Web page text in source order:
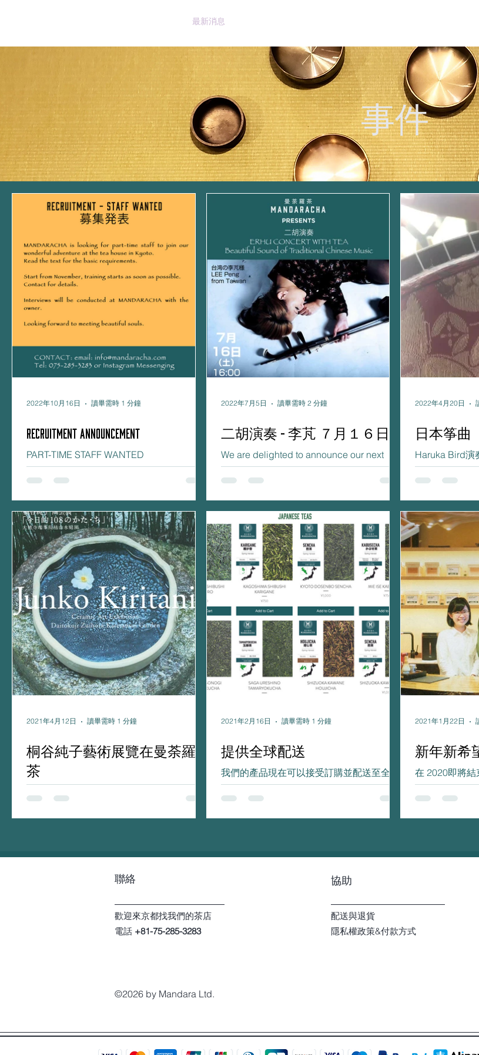
最新消息
事件
RECRUITMENT ANNOUNCEMENT
PART-TIME STAFF WANTED
RECRUITMENT – STAFF WANTED
MANDARACHA is looking for part time staff
2022年10月16日 讀畢需時 1 分鐘
二胡演奏 - 李芃 ７月１６日
We are delighted to announce our next
concert at MANDARACHA, which will take
place on Saturday 16 July from 16:00. We
2022年7月5日 讀畢需時 2 分鐘
日本筝曲
Haruka Bird演
月 30 日在曼
2022年4月20日
桐谷純子藝術展覽在曼荼羅
茶
出。 對於那些尚不了解桐谷純子的人，她是
地（包括巴黎，倫敦，渥太華）的許多主要
2021年4月12日 讀畢需時 1 分鐘
提供全球配送
我們的產品現在可以接受訂購並配送至全
球。 歡迎到「線上商店」逛逛我們的茶葉。
我們將會使用EMS International配送，可送
2021年2月16日 讀畢需時 1 分鐘
新年新希
在 2020即將結
耀的並為大家
康，並克服那
們也很榮幸能
2021年1月22日
聯絡
歡迎來京都找我們的茶店
電話 +81-75-285-3283
©2026 by Mandara Ltd.
協助
配送與退貨
隱私權政策&付款方式